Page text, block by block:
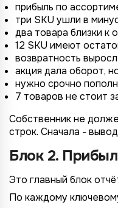
прибыль по
три SKU ушли в
два товара близки к
12 SKU имеют
возвратность
акция дала оборот,
нужно срочно
7 товаров не стоит
Собственник не
строк. Сначала -
Блок 2.
Это главный блок
По каждому